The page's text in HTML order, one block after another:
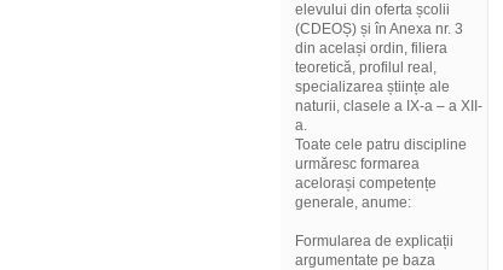
elevului din oferta școlii
(CDEOȘ) și în Anexa nr. 3
din același ordin, filiera
teoretică, profilul real,
specializarea științe ale
naturii, clasele a IX-a – a XII-
a.
Toate cele patru discipline
urmăresc formarea
acelorași competențe
generale, anume:
Formularea de explicații
argumentate pe baza